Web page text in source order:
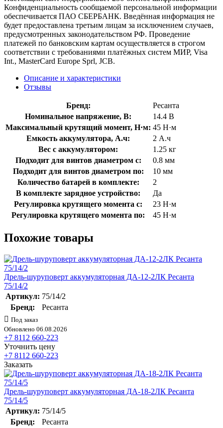
Конфиденциальность сообщаемой персональной информации
обеспечивается ПАО СБЕРБАНК. Введённая информация не
будет предоставлена третьим лицам за исключением случаев,
предусмотренных законодательством РФ. Проведение
платежей по банковским картам осуществляется в строгом
соответствии с требованиями платёжных систем МИР, Visa
Int., MasterCard Europe Sprl, JCB.
Описание и характеристики
Отзывы
Бренд:
Ресанта
Номинальное напряжение, В:
14.4 В
Максимальный крутящий момент, Н·м: 45 Н·м
Емкость аккумулятора, А.ч:
2 А.ч
Вес с аккумулятором:
1.25 кг
Подходит для винтов диаметром с:
0.8 мм
Подходит для винтов диаметром по:
10 мм
Количество батарей в комплекте:
2
В комплекте зарядное устройство:
Да
Регулировка крутящего момента с:
23 Н·м
Регулировка крутящего момента по:
45 Н·м
Похожие товары
Дрель-шуруповерт аккумуляторная ДА-12-2ЛК Ресанта
75/14/2
Артикул: 75/14/2
Бренд:
Ресанта
Под заказ
Обновлено 06.08.2026
+7 8112 660-223
Уточнить цену
+7 8112 660-223
Заказать
Дрель-шуруповерт аккумуляторная ДА-18-2ЛК Ресанта
75/14/5
Артикул: 75/14/5
Бренд:
Ресанта